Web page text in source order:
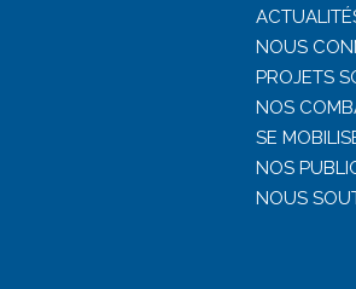
NOUS
PROJETS
NOS
SE
NOS
NOUS